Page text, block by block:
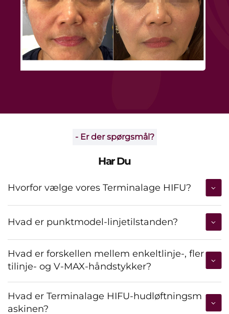
- Er der spørgsmål?
Har Du
Hvorfor vælge vores Terminalage HIFU?
Hvad er punktmodel-linjetilstanden?
Hvad er forskellen mellem enkeltlinje-, fler
tilinje- og V-MAX-håndstykker?
Hvad er Terminalage HIFU-hudløftningsm
askinen?